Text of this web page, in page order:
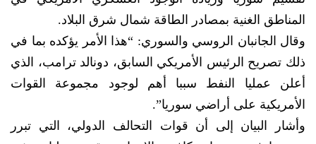
المناطق الغنية بمصادر الطاقة شمال شرق البلاد.
وقال الجانبان الروسي والسوري: “هذا الأمر يؤكده بما في
ذلك تصريح الرئيس الأمريكي السابق، دونالد ترامب، الذي
أعلن عمليا النفط سببا أهم لوجود مجموعة القوات
الأمريكية على أراضي سوريا”.
وأشار البيان إلى أن قوات التحالف الدولي، التي تبرر